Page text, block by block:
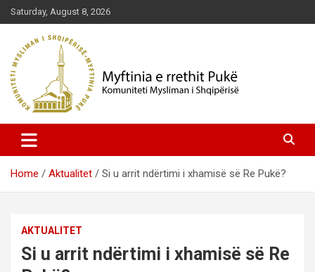
Skip
to
content
Saturday, August 8, 2026
Myftinia Pukë | Faqja Zyrtare
Home Aktualitet Si u arrit ndërtimi i xhamisë së Re Pukë?
AKTUALITET
Si u arrit ndërtimi i xhamisë së Re